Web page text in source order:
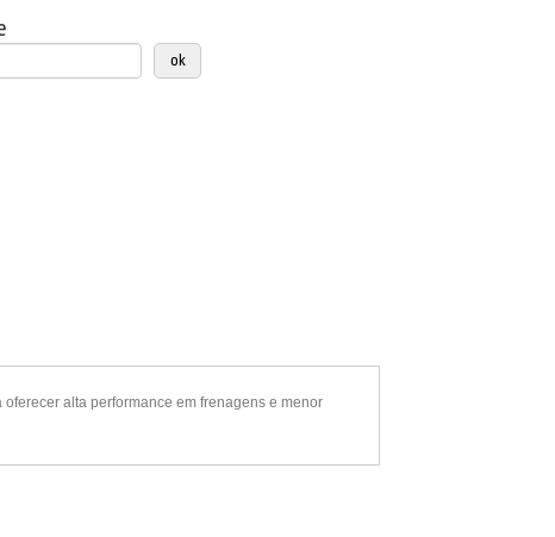
alta performance em frenagens e menor